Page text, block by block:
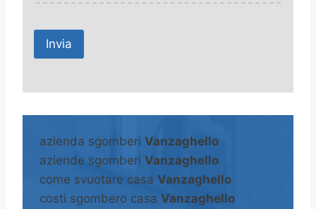
A
e
n
a
azienda sgomberi Vanzaghello
aziende sgomberi Vanzaghello
come svuotare casa Vanzaghello
costi sgombero casa Vanzaghello